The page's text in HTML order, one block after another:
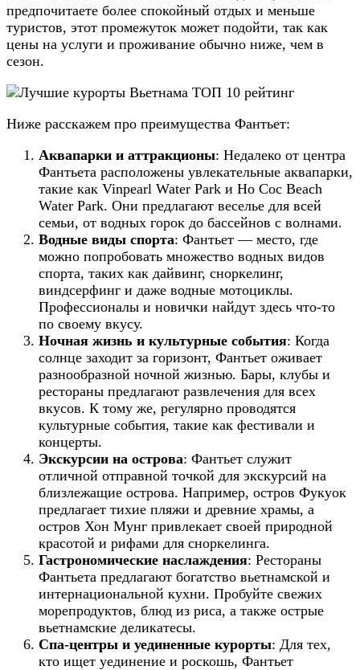
предпочитаете более спокойный отдых и меньше
туристов, этот промежуток может подойти, так как
цены на услуги и проживание обычно ниже, чем в
сезон.
Ниже расскажем про преимущества Фантьет:
Аквапарки и аттракционы: Недалеко от центра
Фантьета расположены увлекательные аквапарки,
такие как Vinpearl Water Park и Ho Coc Beach
Water Park. Они предлагают веселье для всей
семьи, от водных горок до бассейнов с волнами.
Водные виды спорта: Фантьет — место, где
можно попробовать множество водных видов
спорта, таких как дайвинг, сноркелинг,
виндсерфинг и даже водные мотоциклы.
Профессионалы и новички найдут здесь что-то
по своему вкусу.
Ночная жизнь и культурные события: Когда
солнце заходит за горизонт, Фантьет оживает
разнообразной ночной жизнью. Бары, клубы и
рестораны предлагают развлечения для всех
вкусов. К тому же, регулярно проводятся
культурные события, такие как фестивали и
концерты.
Экскурсии на острова: Фантьет служит
отличной отправной точкой для экскурсий на
близлежащие острова. Например, остров Фукуок
предлагает тихие пляжи и древние храмы, а
остров Хон Мунг привлекает своей природной
красотой и рифами для сноркелинга.
Гастрономические наслаждения: Рестораны
Фантьета предлагают богатство вьетнамской и
интернациональной кухни. Пробуйте свежих
морепродуктов, блюд из риса, а также острые
вьетнамские деликатесы.
Спа-центры и уединенные курорты: Для тех,
кто ищет уединение и роскошь, Фантьет